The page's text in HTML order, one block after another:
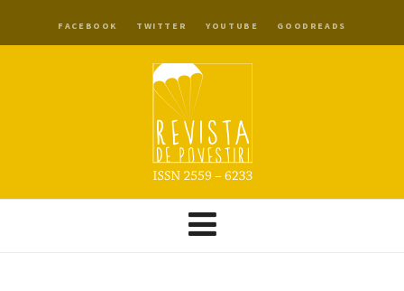
FACEBOOK TWITTER YOUTUBE GOODREADS